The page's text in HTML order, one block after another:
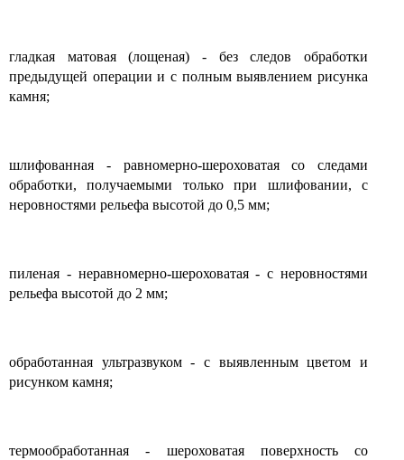
гладкая матовая (лощеная) - без следов обработки
предыдущей операции и с полным выявлением рисунка
камня;
шлифованная - равномерно-шероховатая со следами
обработки, получаемыми только при шлифовании, с
неровностями рельефа высотой до 0,5 мм;
пиленая - неравномерно-шероховатая - с неровностями
рельефа высотой до 2 мм;
обработанная ультразвуком - с выявленным цветом и
рисунком камня;
термообработанная - шероховатая поверхность со